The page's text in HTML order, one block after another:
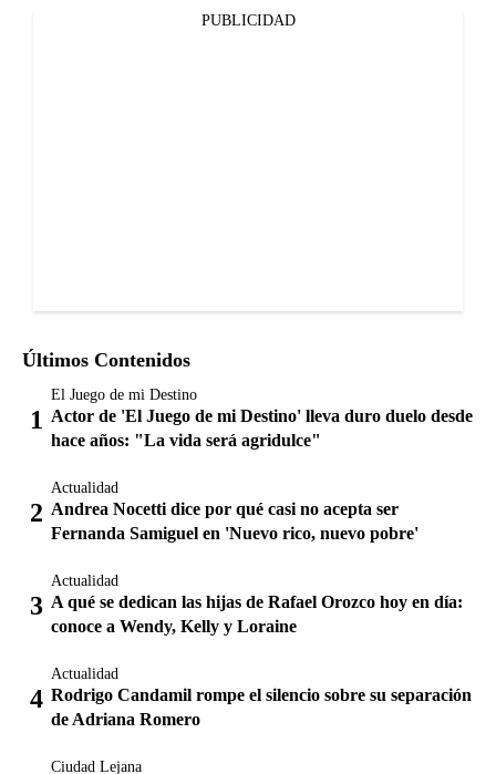
PUBLICIDAD
Últimos Contenidos
El Juego de mi Destino
Actor de 'El Juego de mi Destino' lleva duro duelo desde
hace años: "La vida será agridulce"
Actualidad
Andrea Nocetti dice por qué casi no acepta ser
Fernanda Samiguel en 'Nuevo rico, nuevo pobre'
Actualidad
A qué se dedican las hijas de Rafael Orozco hoy en día:
conoce a Wendy, Kelly y Loraine
Actualidad
Rodrigo Candamil rompe el silencio sobre su separación
de Adriana Romero
Ciudad Lejana